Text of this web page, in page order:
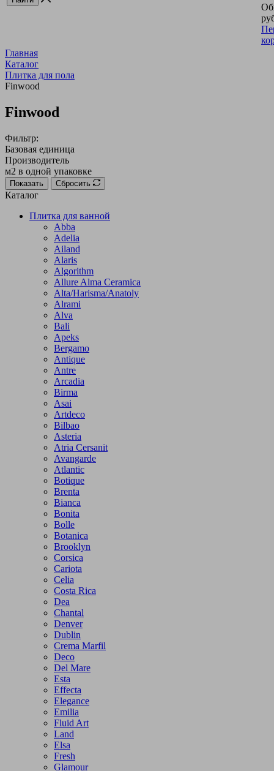
Главная
Каталог
Плитка для пола
Finwood
Finwood
Фильтр:
Базовая единица
Производитель
м2 в одной упаковке
Показать Сбросить
Каталог
Плитка для ванной
Abba
Adelia
Ailand
Alaris
Algorithm
Allure Alma Ceramica
Alta/Harisma/Anatoly
Alrami
Alva
Bali
Apeks
Bergamo
Antique
Antre
Arcadia
Birma
Asai
Artdeco
Bilbao
Asteria
Atria Cersanit
Avangarde
Atlantic
Botique
Brenta
Bianca
Bonita
Bolle
Botanica
Brooklyn
Corsica
Cariota
Celia
Costa Rica
Dea
Chantal
Denver
Dublin
Crema Marfil
Deco
Del Mare
Esta
Effecta
Elegance
Emilia
Fluid Art
Land
Elsa
Fresh
Glamour